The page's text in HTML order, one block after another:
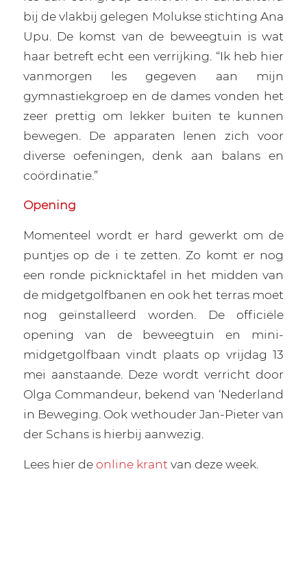
bij de vlakbij gelegen Molukse stichting Ana
Upu. De komst van de beweegtuin is wat
haar betreft echt een verrijking. “Ik heb hier
vanmorgen les gegeven aan mijn
gymnastiekgroep en de dames vonden het
zeer prettig om lekker buiten te kunnen
bewegen. De apparaten lenen zich voor
diverse oefeningen, denk aan balans en
coördinatie.”
Opening
Momenteel wordt er hard gewerkt om de
puntjes op de i te zetten. Zo komt er nog
een ronde picknicktafel in het midden van
de midgetgolfbanen en ook het terras moet
nog geïnstalleerd worden. De officiële
opening van de beweegtuin en mini-
midgetgolfbaan vindt plaats op vrijdag 13
mei aanstaande. Deze wordt verricht door
Olga Commandeur, bekend van ‘Nederland
in Beweging. Ook wethouder Jan-Pieter van
der Schans is hierbij aanwezig.
Lees hier deonline krant van deze week.